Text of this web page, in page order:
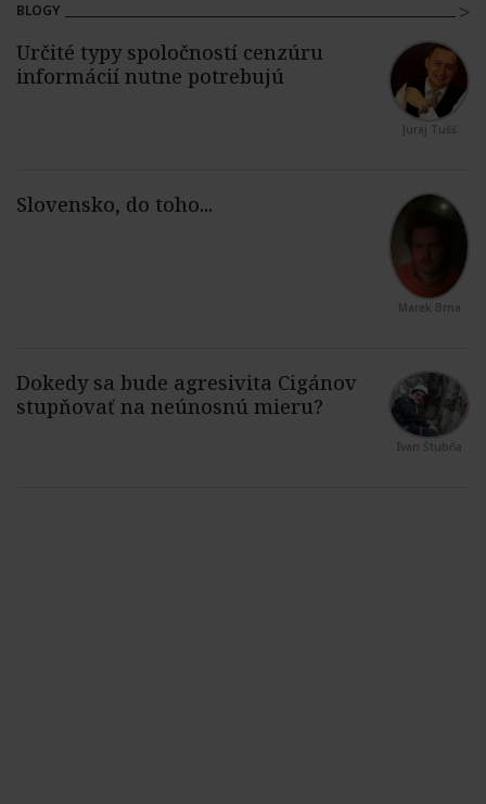
BLOGY
Juraj Tušš
Marek Brna
Ivan Štubňa